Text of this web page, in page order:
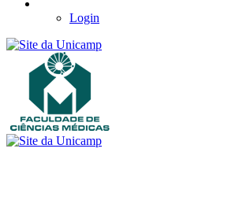
Login